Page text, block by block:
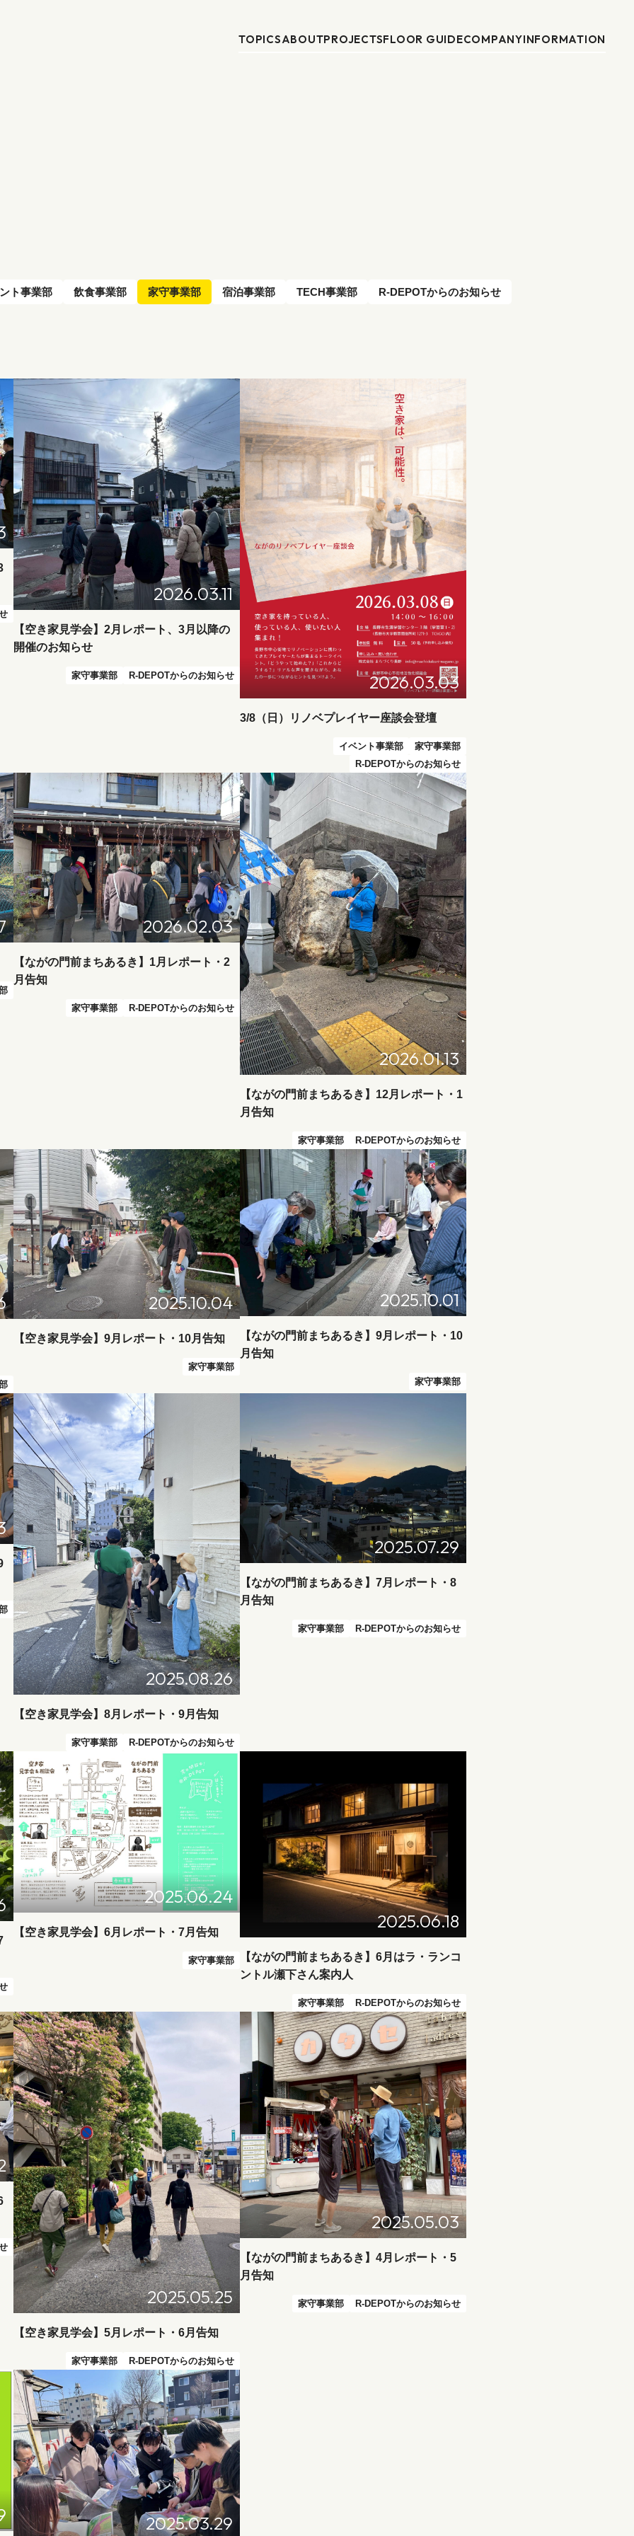
TOPICSABOUTPROJECTSFLOOR GUIDECOMPANYINFORMATION
ト事業部 飲食事業部 家守事業部 宿泊事業部 TECH事業部 R-DEPOTからのお知らせ
2026.03.11
【空き家見学会】2月レポート、3月以降の
開催のお知らせ
家守事業部 R-DEPOTからのお知らせ 2026.03.03
3/8（日）リノベプレイヤー座談会登壇
イベント事業部
家守事業部
R-DEPOTからのお知らせ
2026.02.03
【ながの門前まちあるき】1月レポート・2
月告知
家守事業部 R-DEPOTからのお知らせ
2026.01.13
【ながの門前まちあるき】12月レポート・1
月告知
家守事業部 R-DEPOTからのお知らせ
2025.10.04
【空き家見学会】9月レポート・10月告知
家守事業部
2025.10.01
【ながの門前まちあるき】9月レポート・10
月告知
家守事業部
2025.08.26
【空き家見学会】8月レポート・9月告知
家守事業部 R-DEPOTからのお知らせ
2025.07.29
【ながの門前まちあるき】7月レポート・8
月告知
家守事業部 R-DEPOTからのお知らせ
2025.06.24
【空き家見学会】6月レポート・7月告知
家守事業部
2025.06.18
【ながの門前まちあるき】6月はラ・ランコ
ントル瀬下さん案内人
家守事業部 R-DEPOTからのお知らせ
2025.05.25
【空き家見学会】5月レポート・6月告知
家守事業部 R-DEPOTからのお知らせ
2025.05.03
【ながの門前まちあるき】4月レポート・5
月告知
家守事業部 R-DEPOTからのお知らせ
2025.03.29